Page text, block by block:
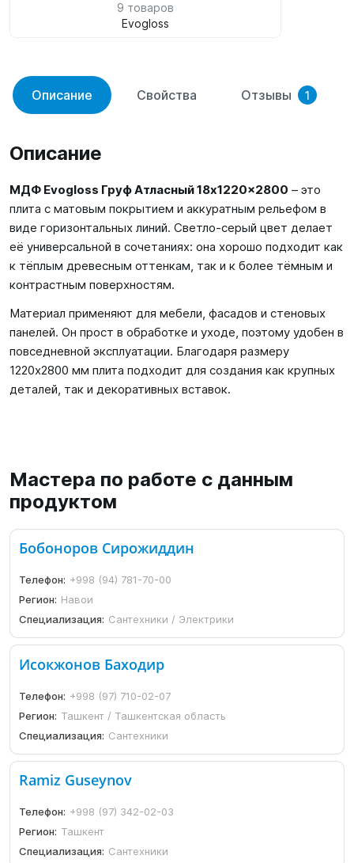
9 товаров
Evogloss
Описание Свойства Отзывы 1
Описание
МДФ Evogloss Груф Атласный 18x1220x2800 – это
плита с матовым покрытием и аккуратным рельефом в
виде горизонтальных линий. Светло-серый цвет делает
её универсальной в сочетаниях: она хорошо подходит как
к тёплым древесным оттенкам, так и к более тёмным и
контрастным поверхностям.
Материал применяют для мебели, фасадов и стеновых
панелей. Он прост в обработке и уходе, поэтому удобен в
повседневной эксплуатации. Благодаря размеру
1220х2800 мм плита подходит для создания как крупных
деталей, так и декоративных вставок.
Мастера по работе с данным
продуктом
Бобоноров Сирожиддин
Телефон: +998 (94) 781-70-00
Регион: Навои
Специализация: Сантехники / Электрики
Исокжонов Баходир
Телефон: +998 (97) 710-02-07
Регион: Ташкент / Ташкентская область
Специализация: Сантехники
Ramiz Guseynov
Телефон: +998 (97) 342-02-03
Регион: Ташкент
Специализация: Сантехники